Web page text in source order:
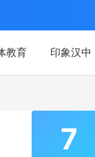
教育 印象汉中
7